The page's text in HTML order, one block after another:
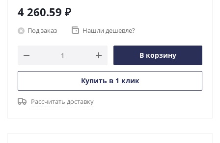
4 260.59 ₽
Под заказ Нашли дешевле?
В корзину
Купить в 1 клик
Рассчитать доставку